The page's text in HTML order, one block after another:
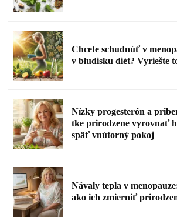
Chcete schudnúť v
v bludisku diét? Vyriešte
Nízky progesterón a
tke prirodzene vyrovnať
späť vnútorný pokoj
Návaly tepla v
ako ich zmierniť